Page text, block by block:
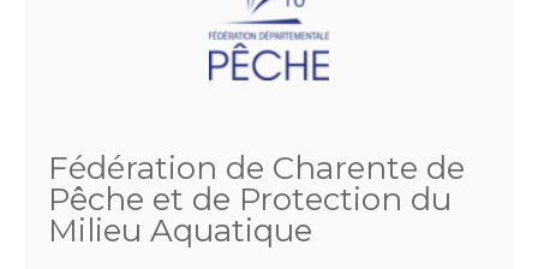
Fédération de Charente de
Pêche et de Protection du
Milieu Aquatique